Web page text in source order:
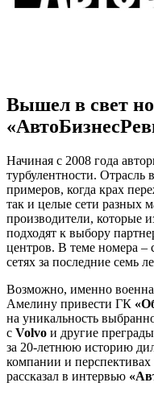
Вышел в свет
Начиная с 2008 года
турбулентности.
примеров, когда крах
так и целые сети разных
производители, которые
подходят к выбору
центров. В теме номера –
сетях за последние семь
Возможно, именно
Амелину привести ГК
на уникальность
с Volvo и другие
за 20-летнюю историю
компании и перспективах
рассказал в интервью